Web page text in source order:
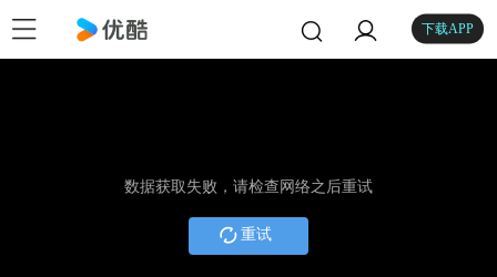
下载APP
数据获取失败，请检查网络之后重试
重试